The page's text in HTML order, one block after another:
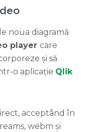
noua diagramă
player care
și să
o aplicație Qlik
acceptând în
webm și